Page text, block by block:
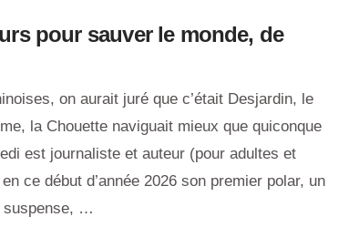
pour sauver le monde, de
on aurait juré que c’était Desjardin, le
la Chouette naviguait mieux que quiconque
est journaliste et auteur (pour adultes et
ce début d’année 2026 son premier polar, un
suspense, …